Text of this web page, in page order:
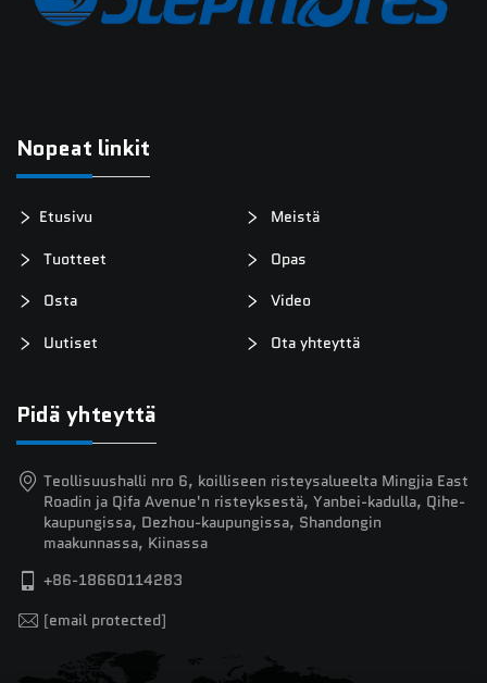
Nopeat linkit
Etusivu
Meistä
Tuotteet
Opas
Osta
Video
Uutiset
Ota yhteyttä
Pidä yhteyttä
Teollisuushalli nro 6, koilliseen risteysalueelta Mingjia East
Roadin ja Qifa Avenue'n risteyksestä, Yanbei-kadulla, Qihe-
kaupungissa, Dezhou-kaupungissa, Shandongin
maakunnassa, Kiinassa
+86-18660114283
[email protected]